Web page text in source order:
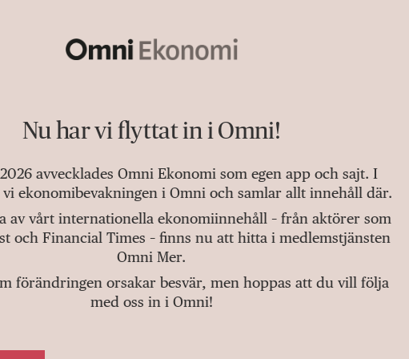
Nu har vi flyttat in i Omni!
avvecklades Omni Ekonomi som egen app och sajt. I
ekonomibevakningen i Omni och samlar allt innehåll där.
av vårt internationella ekonomiinnehåll – från aktörer som
och Financial Times – finns nu att hitta i medlemstjänsten
Omni Mer.
förändringen orsakar besvär, men hoppas att du vill följa
med oss in i Omni!